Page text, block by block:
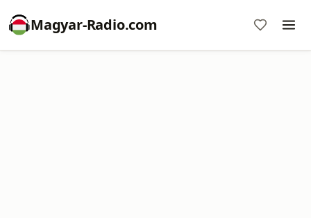
Magyar-Radio.com